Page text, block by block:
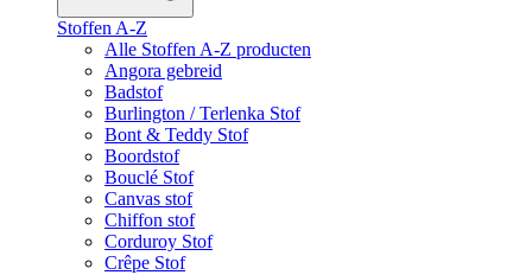
Stoffen A-Z
Alle Stoffen A-Z producten
Angora gebreid
Badstof
Burlington / Terlenka Stof
Bont & Teddy Stof
Boordstof
Bouclé Stof
Canvas stof
Chiffon stof
Corduroy Stof
Crêpe Stof